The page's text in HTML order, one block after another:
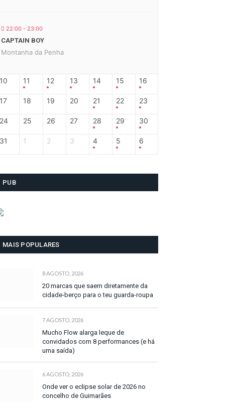
22:00 - 23:00
CAPTAIN BOY
Montanha da Penha
10 11 12 13 14 15 16
17 18 19 20 21 22 23
24 25 26 27 28 29 30
31 1 2 3 4 5 6
PUB
MAIS POPULARES
8 AGOSTO, 2026
20 marcas que saem diretamente da
cidade-berço para o teu guarda-roupa
7 AGOSTO, 2026
Mucho Flow alarga leque de
convidados com 8 performances (e há
uma saída)
6 AGOSTO, 2026
Onde ver o eclipse solar de 2026 no
concelho de Guimarães